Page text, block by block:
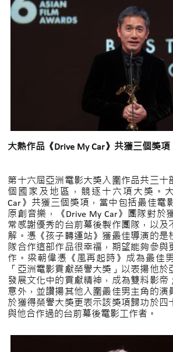
大熱作品《Drive My Car》共獲三個獎項
第十六屆亞洲電影大獎入圍作品共三十
個國家及地區，競逐十六項大獎。
Car》共獲三個獎項，當中包括最佳電
原創音樂，《Drive My Car》圑隊對於
常感謝優秀的台前幕後製作圑隊，以及
解。憑《孩子轉運站》獲最佳導演的是
隊合作這部作品很幸福，期望能夠參與
作。梁朝偉憑《風再起時》成為最佳
「亞洲電影貢獻榮譽大獎」以表揚他於
發展文化中的貢獻精神，成為雙料影帝
意外，並讚揚其他入圍最佳男主角的演
於獲得榮譽大獎更表示該獎項歸功於四
與他合作過的台前幕後電影工作者。